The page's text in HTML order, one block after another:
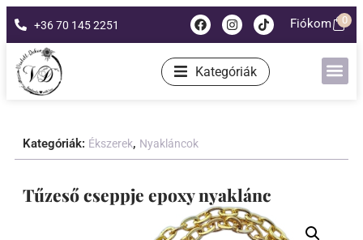
+36 70 145 2251 Fiókom 0
Kategóriák
Kategóriák: Ékszerek, Nyakláncok
Tűzeső cseppje epoxy nyaklánc